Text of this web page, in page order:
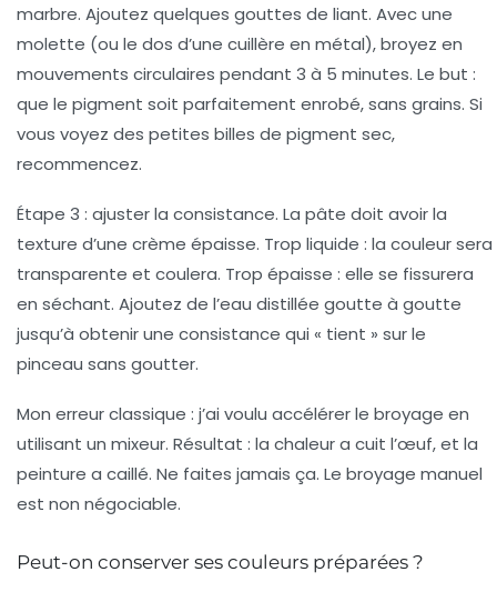
marbre. Ajoutez quelques gouttes de liant. Avec une
molette (ou le dos d’une cuillère en métal), broyez en
mouvements circulaires pendant 3 à 5 minutes. Le but :
que le pigment soit parfaitement enrobé, sans grains. Si
vous voyez des petites billes de pigment sec,
recommencez.
Étape 3 : ajuster la consistance. La pâte doit avoir la
texture d’une crème épaisse. Trop liquide : la couleur sera
transparente et coulera. Trop épaisse : elle se fissurera
en séchant. Ajoutez de l’eau distillée goutte à goutte
jusqu’à obtenir une consistance qui « tient » sur le
pinceau sans goutter.
Mon erreur classique : j’ai voulu accélérer le broyage en
utilisant un mixeur. Résultat : la chaleur a cuit l’œuf, et la
peinture a caillé. Ne faites jamais ça. Le broyage manuel
est non négociable.
Peut-on conserver ses couleurs préparées ?